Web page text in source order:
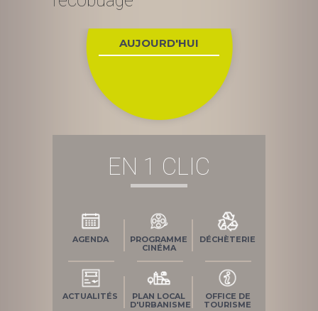
AUJOURD'HUI
EN 1 CLIC
AGENDA
PROGRAMME
CINÉMA
DÉCHÈTERIE
ACTUALITÉS
PLAN LOCAL
D'URBANISME
OFFICE DE
TOURISME